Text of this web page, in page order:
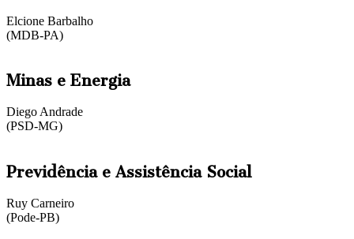
Elcione Barbalho
(MDB-PA)
Minas e Energia
Diego Andrade
(PSD-MG)
Previdência e Assistência Social
Ruy Carneiro
(Pode-PB)